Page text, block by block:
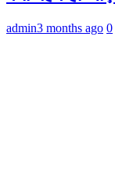
admin3 months ago 0